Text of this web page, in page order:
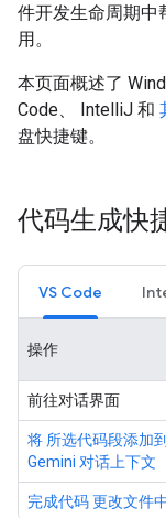
件开发生命周期中
用。
本页面概述了
Code、 IntelliJ 和
盘快捷键。
代码生成快
VS Code
操作
前往对话界面
将 所选代码段添加到
Gemini 对话上下文
完成代码 更改文件